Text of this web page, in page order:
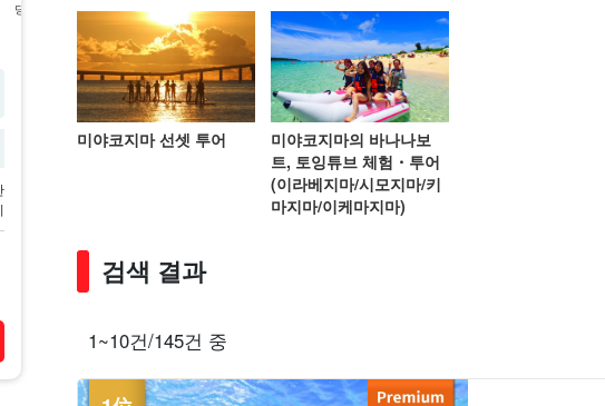
당일 예약 OK
스팟에서
검색하기
송영 포함 플랜 바다거북 투어 렌터카
미야코지마 선셋 투어
미야코지마의 바나나보
트, 토잉튜브 체험・투어
(이라베지마/시모지마/키
마지마/이케마지마)
검색 결과
1~10건/145건 중